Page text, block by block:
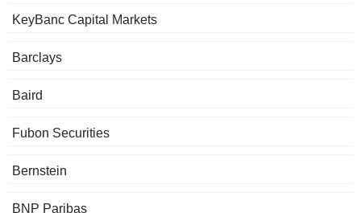
KeyBanc Capital Markets
Barclays
Baird
Fubon Securities
Bernstein
BNP Paribas